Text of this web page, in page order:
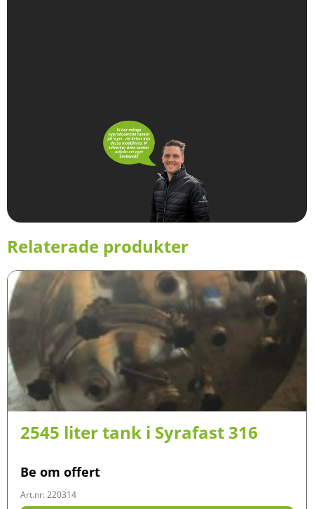
Relaterade produkter
2545 liter tank i Syrafast 316
Be om offert
Art.nr: 220314